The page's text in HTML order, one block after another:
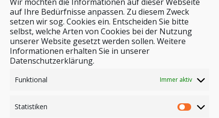
auf Ihre Bedürfnisse anpassen. Zu diesem Zweck
setzen wir sog. Cookies ein. Entscheiden Sie bitte
selbst, welche Arten von Cookies bei der Nutzung
unserer Website gesetzt werden sollen. Weitere
Informationen erhalten Sie in unserer
Datenschutzerklärung.
Funktional Immer aktiv
Statistiken
Stichwortsuche